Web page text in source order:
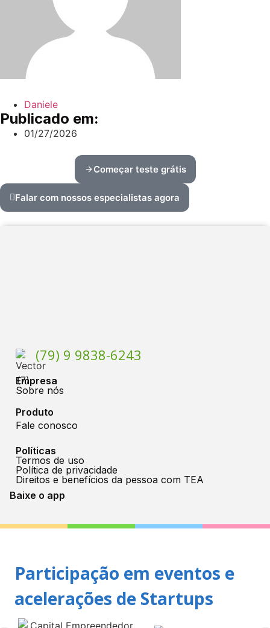
Daniele
Publicado em:
01/27/2026
Começar teste grátis
Falar com nossos especialistas agora
(79) 9 9838-6243
Empresa
Sobre nós
Produto
Fale conosco
Políticas
Termos de uso
Política de privacidade
Direitos e benefícios da pessoa com TEA
Baixe o app
Participação em eventos e
acelerações de Startups